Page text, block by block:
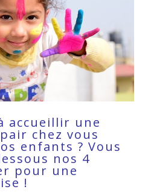
accueillir une
chez vous
enfants ? Vous
nos 4
pour une
!